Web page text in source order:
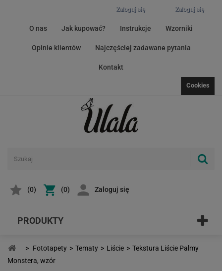
Zaloguj się
Zaloguj się
O nas Jak kupować? Instrukcje Wzorniki
Opinie klientów Najczęściej zadawane pytania
Kontakt
Cookies
(0) (0) Zaloguj się
PRODUKTY
> Fototapety > Tematy > Liście > Tekstura Liście Palmy
Monstera, wzór